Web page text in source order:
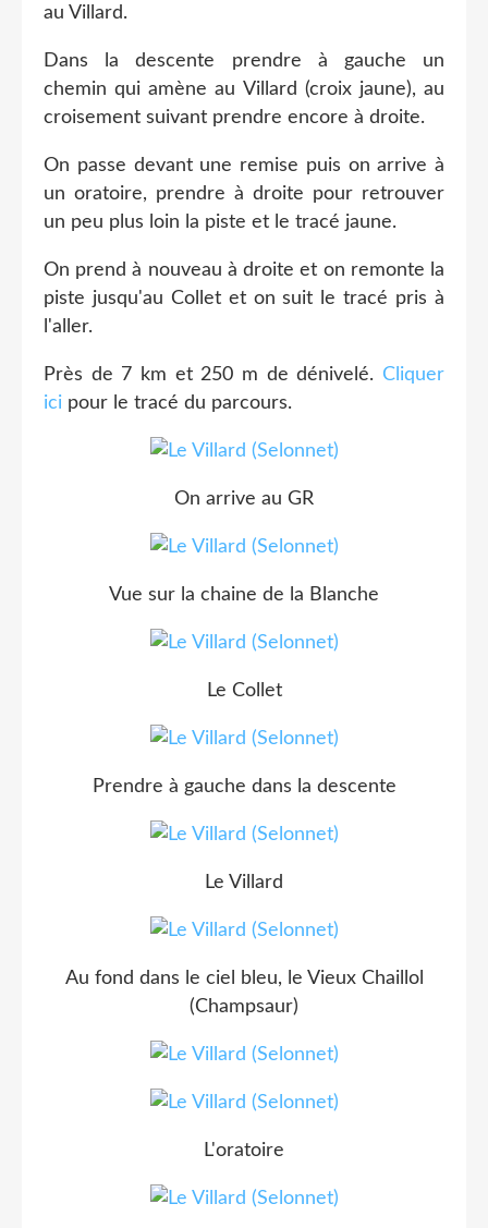
au Villard.
Dans la descente prendre à gauche un
chemin qui amène au Villard (croix jaune), au
croisement suivant prendre encore à droite.
On passe devant une remise puis on arrive à
un oratoire, prendre à droite pour retrouver
un peu plus loin la piste et le tracé jaune.
On prend à nouveau à droite et on remonte la
piste jusqu'au Collet et on suit le tracé pris à
l'aller.
Près de 7 km et 250 m de dénivelé. Cliquer
ici pour le tracé du parcours.
On arrive au GR
Vue sur la chaine de la Blanche
Le Collet
Prendre à gauche dans la descente
Le Villard
Au fond dans le ciel bleu, le Vieux Chaillol
(Champsaur)
L'oratoire